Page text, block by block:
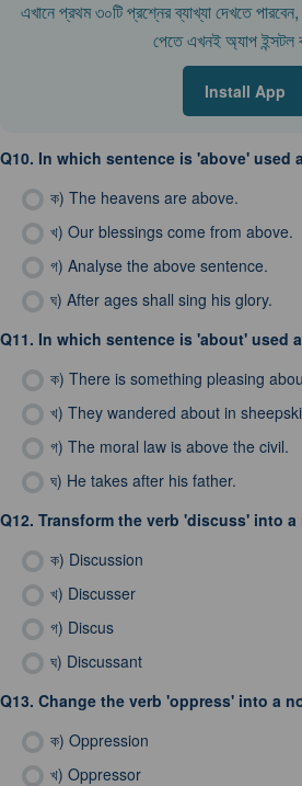
এখানে প্রথম ৩০টি প্রশ্নের ব্যাখ্যা দেখতে
পেতে এখনই অ্যাপ
Install App
Q10. In which sentence is 'above' used
ক) The heavens are above.
খ) Our blessings come from above.
গ) Analyse the above sentence.
ঘ) After ages shall sing his glory.
Q11. In which sentence is 'about' used
ক) There is something pleasing
খ) They wandered about in
গ) The moral law is above the civil.
ঘ) He takes after his father.
Q12. Transform the verb 'discuss' into a
ক) Discussion
খ) Discusser
গ) Discus
ঘ) Discussant
Q13. Change the verb 'oppress' into a
ক) Oppression
খ) Oppressor